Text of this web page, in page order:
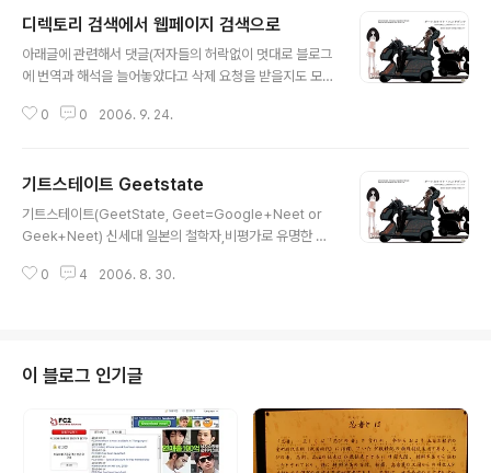
집과 답이 적힌 표를 준다, 밖에서 중국인이 어떤 문제를 중
국어로 적어서 주었을때 방안의 사람은 문제에 맞는 유형
을 찾아 답을 낸다. 밖에 있는 중국인은 안에 있는 사람이
국어를 전혀 모르지만 중국어로 된 문제에 대해 완벽하게
디렉토리 검색에서 웹페이지 검색으로
아래글에 관련해서 댓글(저자들의 허락없이 멋대로 블로그
에 번역과 해석을 늘어놓았다고 삭제 요청을 받을지도 모
답글을 받았다. 나의 댓글 近未来の自分たちの生活を
の文章を読んで、ギートステイトを作っていく3人
の違う考え・解釈、そして読者からの様々な意
見・解釈を纏めて一つの物語りに仕上げるのは一
いかと思います、これからも皆さんの無限の想像力
의 블로그에도 번역과 해석을 쓰고 있습니..
0 0 2006. 9. 24.
기트스테이트 Geetstate
기트스테이트(GeetState, Geet=Google+Neet or
Geek+Neet) 신세대 일본의 철학자,비평가로 유명한 아
소프트創造事業에서 천재프로그래머겸 크리에이터로 인
법""All You Need Is Kill"로 유명한 사쿠라자카씨 3인이
뭉쳐, 각자의 전공분야를 살린 정보사회의 논리와 설계에
대한 학술적 연구를 바탕으로 하여 라이트노벨 SF적 미래
의 상상력을 동원한 2045년의 일본의 모습을 그려가는 미
래예측 엔터테인먼트 프로젝트 기트스테이트를 2006년
0 4 2006. 8. 30.
이 블로그 인기글